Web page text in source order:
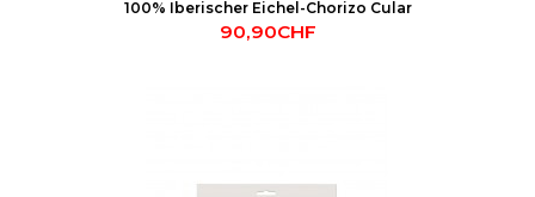
100% Iberischer Eichel-Chorizo Cular
90,90CHF